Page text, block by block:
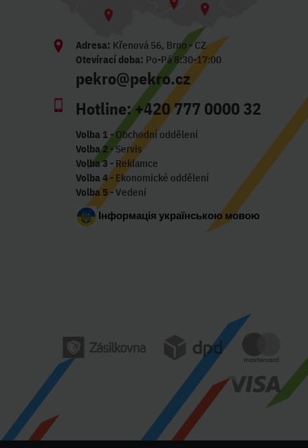
Adresa: Křenová 56, Brno - CZ
Otevírací doba: Po-Pá 8:30-17:00
pekro@pekro.cz
Hotline:+420 777 0000 32
Volba 1- Obchodní oddělení
Volba 2 - Servis
Volba 3 - Reklamce
Volba 4- Ekonomické oddělení
Volba 5- Vedení
Інформація українською мовою